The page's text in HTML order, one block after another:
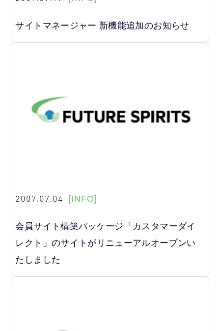
サイトマネージャー 新機能追加のお知らせ
2007.07.04 [INFO]
会員サイト構築パッケージ「カスタマーダイ
レクト」のサイトがリニューアルオープンい
たしました